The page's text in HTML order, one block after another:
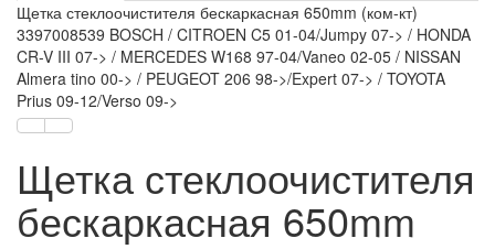
Щетка стеклоочистителя бескаркасная 650mm (ком-кт)
3397008539 BOSCH / CITROEN C5 01-04/Jumpy 07-> / HONDA
CR-V III 07-> / MERCEDES W168 97-04/Vaneo 02-05 / NISSAN
Almera tino 00-> / PEUGEOT 206 98->/Expert 07-> / TOYOTA
Prius 09-12/Verso 09->
Щетка стеклоочистителя
бескаркасная 650mm